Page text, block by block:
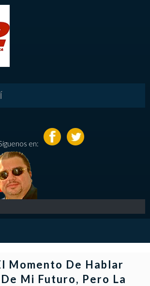
en:
Momento De Hablar
Mi Futuro, Pero La